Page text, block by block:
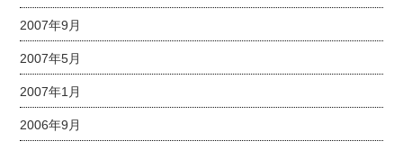
2007年9月
2007年5月
2007年1月
2006年9月